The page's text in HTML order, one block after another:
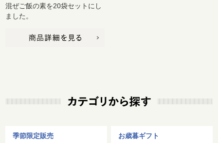
混ぜご飯の素を20袋セットにし
ました。
季節限定販売 お歳暮ギフト